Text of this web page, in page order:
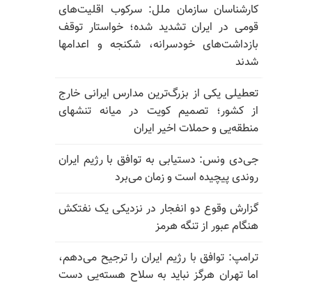
کارشناسان سازمان ملل: سرکوب اقلیت‌های
قومی در ایران تشدید شده؛ خواستار توقف
بازداشت‌های خودسرانه، شکنجه و اعدامها
شدند
تعطیلی یکی از بزرگ‌ترین مدارس ایرانی خارج
از کشور؛ تصمیم کویت در میانه تنشهای
منطقه‌یی و حملات اخیر ایران
جی‌دی ونس: دستیابی به توافق با رژیم ایران
روندی پیچیده است و زمان می‌برد
گزارش وقوع دو انفجار در نزدیکی یک نفتکش
هنگام عبور از تنگه هرمز
ترامپ: توافق با رژیم ایران را ترجیح می‌دهم،
اما تهران هرگز نباید به سلاح هسته‌یی دست